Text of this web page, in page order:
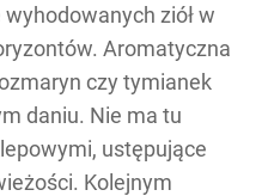
ziół w
Aromatyczna
czy tymianek
daniu. Nie ma tu
ustępujące
Kolejnym